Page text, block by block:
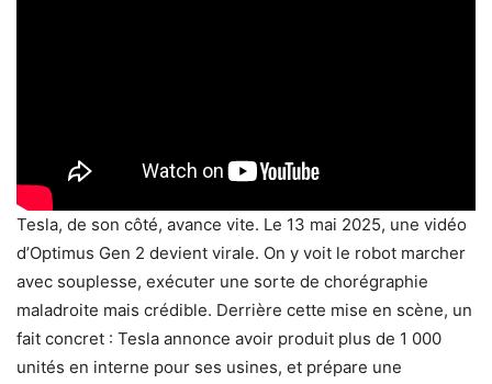
Tesla, de son côté, avance vite. Le 13 mai 2025, une vidéo
d’Optimus Gen 2 devient virale. On y voit le robot marcher
avec souplesse, exécuter une sorte de chorégraphie
maladroite mais crédible. Derrière cette mise en scène, un
fait concret : Tesla annonce avoir produit plus de 1 000
unités en interne pour ses usines, et prépare une